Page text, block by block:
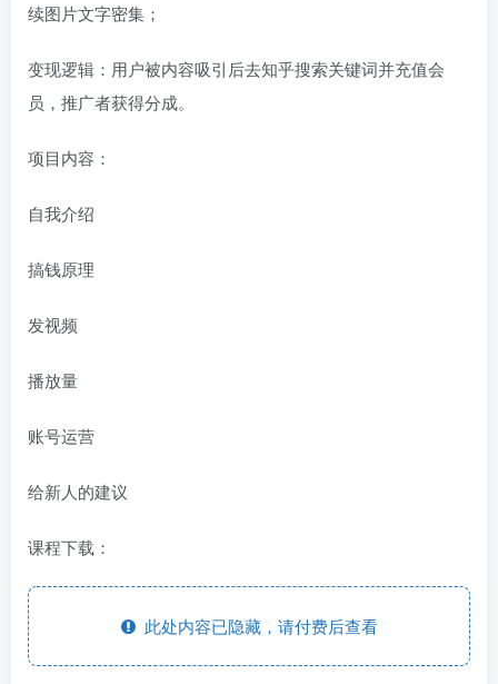
续图片文字密集；
变现逻辑：用户被内容吸引后去知乎搜索关键词并充值会
员，推广者获得分成。
项目内容：
自我介绍
搞钱原理
发视频
播放量
账号运营
给新人的建议
课程下载：
此处内容已隐藏，请付费后查看